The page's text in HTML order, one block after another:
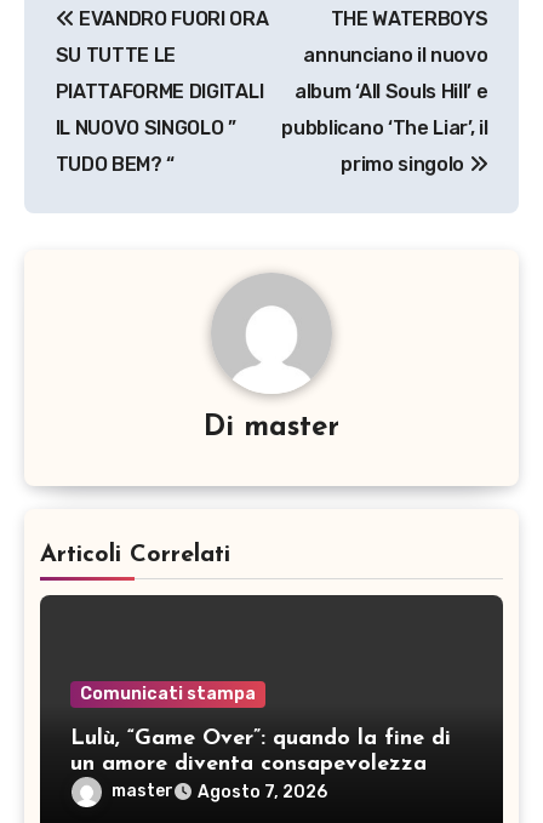
articoli
EVANDRO FUORI ORA
SU TUTTE LE
PIATTAFORME DIGITALI
IL NUOVO SINGOLO ”
TUDO BEM? “
THE WATERBOYS
annunciano il nuovo
album ‘All Souls Hill’ e
pubblicano ‘The Liar’, il
primo singolo
Di master
Articoli Correlati
Comunicati stampa
Lulù, “Game Over”: quando la fine di
un amore diventa consapevolezza
master Agosto 7, 2026